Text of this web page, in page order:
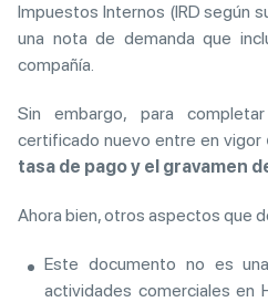
Impuestos Internos (IRD según
una nota de demanda que
compañía.
Sin embargo, para
certificado nuevo entre en vigor
tasa de pago y el gravamen
Ahora bien, otros aspectos que
Este documento no es
actividades comerciales en